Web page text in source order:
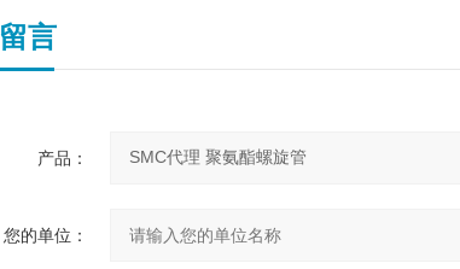
言
产品：
您的单位：